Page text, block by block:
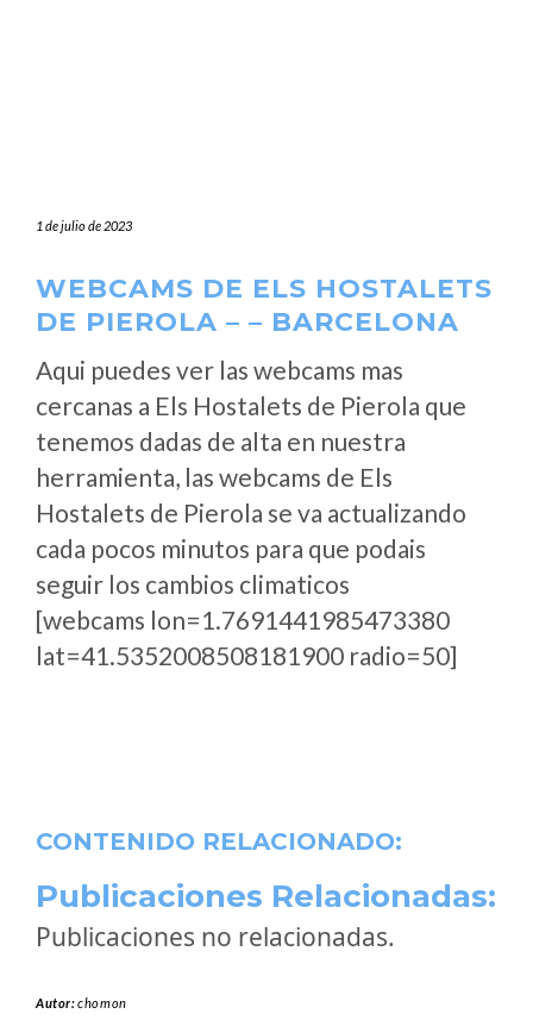
1 de julio de 2023
WEBCAMS DE ELS HOSTALETS
DE PIEROLA – – BARCELONA
Aqui puedes ver las webcams mas
cercanas a Els Hostalets de Pierola que
tenemos dadas de alta en nuestra
herramienta, las webcams de Els
Hostalets de Pierola se va actualizando
cada pocos minutos para que podais
seguir los cambios climaticos
[webcams lon=1.7691441985473380
lat=41.5352008508181900 radio=50]
CONTENIDO RELACIONADO:
Publicaciones Relacionadas:
Publicaciones no relacionadas.
Autor:chomon